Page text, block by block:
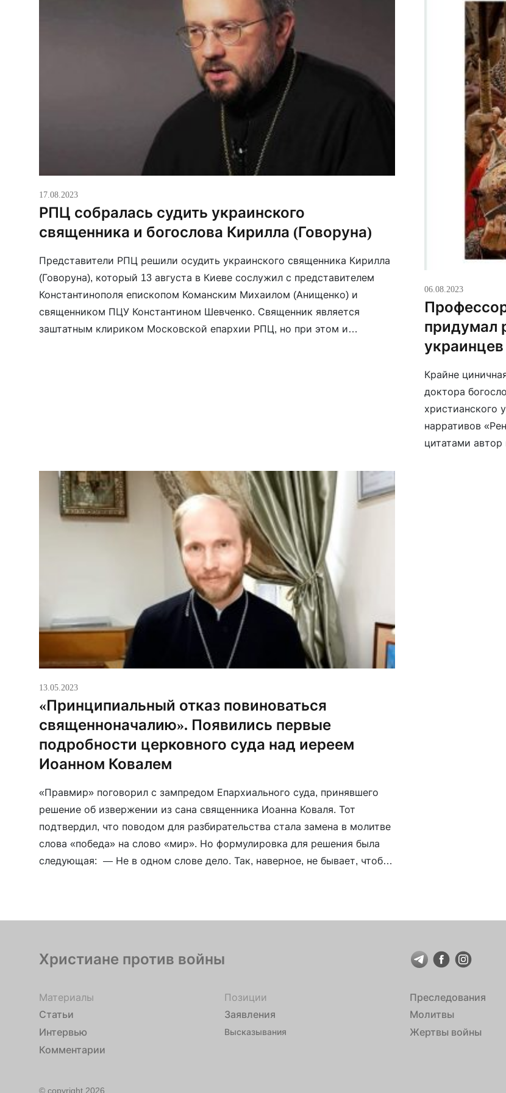
17.08.2023
РПЦ собралась судить украинского
священника и богослова Кирилла (Говоруна)
Представители РПЦ решили осудить украинского священника Кирилла
(Говоруна), который 13 августа в Киеве сослужил с представителем
Константинополя епископом Команским Михаилом (Анищенко) и
священником ПЦУ Константином Шевченко. Священник является
заштатным клириком Московской епархии РПЦ, но при этом и
06.08.2023
придумал
украинцев
Крайне
доктора
христианского
нарративов
цитатами
13.05.2023
«Принципиальный отказ повиноваться
священноначалию». Появились первые
подробности церковного суда над иереем
Иоанном Ковалем
«Правмир» поговорил с зампредом Епархиального суда, принявшего
решение об извержении из сана священника Иоанна Коваля. Тот
подтвердил, что поводом для разбирательства стала замена в молитве
слова «победа» на слово «мир». Но формулировка для решения была
следующая: — Не в одном слове дело. Так, наверное, не бывает, чтобы
Христиане против войны
Материалы
Статьи
Интервью
Комментарии
Позиции
Заявления
Высказывания
Преследования
Молитвы
Жертвы войны
© copyright 2026